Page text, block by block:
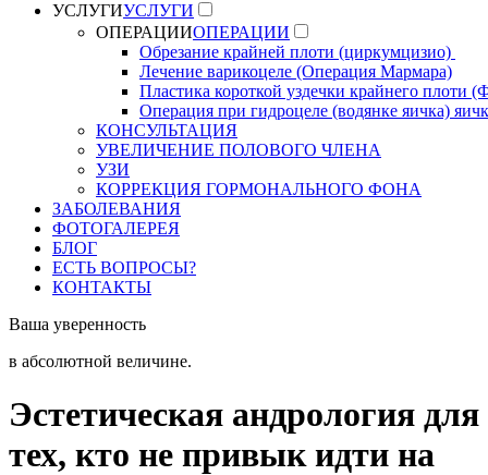
УСЛУГИУСЛУГИ
ОПЕРАЦИИОПЕРАЦИИ
Обрезание крайней плоти (циркумцизио)
Лечение варикоцеле (Операция Мармара)
Пластика короткой уздечки крайнего плоти
Операция при гидроцеле (водянке яичка)
КОНСУЛЬТАЦИЯ
УВЕЛИЧЕНИЕ ПОЛОВОГО ЧЛЕНА
УЗИ
КОРРЕКЦИЯ ГОРМОНАЛЬНОГО ФОНА
ЗАБОЛЕВАНИЯ
ФОТОГАЛЕРЕЯ
БЛОГ
ЕСТЬ ВОПРОСЫ?
КОНТАКТЫ
Ваша уверенность
в абсолютной величине.
Эстетическая андрология для
тех, кто не привык идти на